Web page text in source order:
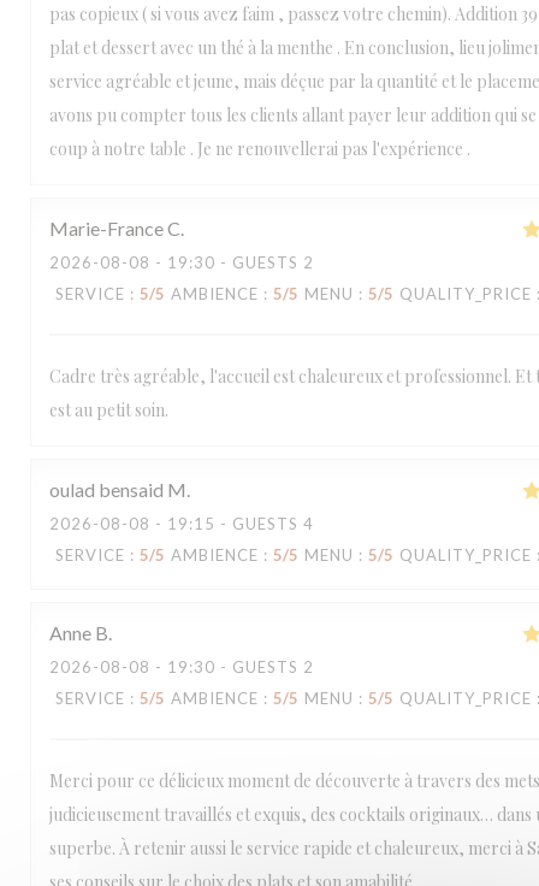
pas copieux ( si vous avez faim , passez votre chemin). Addition
plat et dessert avec un thé à la menthe . En conclusion, lieu
service agréable et jeune, mais déçue par la quantité et le
avons pu compter tous les clients allant payer leur addition qui
coup à notre table . Je ne renouvellerai pas l'expérience .
Marie-FranceC
2026-08-08 - 19:30 - GUESTS 2
SERVICE : 5/5 AMBIENCE : 5/5 MENU : 5/5 QUALITY_PRICE
Cadre très agréable, l'accueil est chaleureux et professionnel. Et
est au petit soin.
oulad bensaid M
2026-08-08 - 19:15 - GUESTS 4
SERVICE : 5/5 AMBIENCE : 5/5 MENU : 5/5 QUALITY_PRICE
Anne B
2026-08-08 - 19:30 - GUESTS 2
SERVICE : 5/5 AMBIENCE : 5/5 MENU : 5/5 QUALITY_PRICE
Merci pour ce délicieux moment de découverte à travers des mets
judicieusement travaillés et exquis, des cocktails originaux… dans
superbe. À retenir aussi le service rapide et chaleureux, merci à